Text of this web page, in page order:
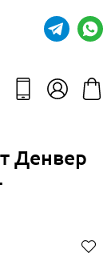
Денвер